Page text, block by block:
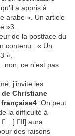
a appris à
arabe ». Un article
»3.
de la postface du
contenu : « Un
».
non, ce n’est pas
j’invite les
de Christiane
. On peut
la difficulté à
…] Il] aura
des raisons